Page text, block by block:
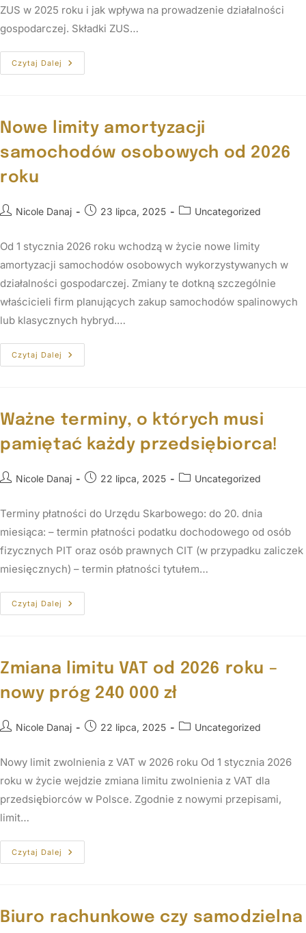
ZUS w 2025 roku i jak wpływa na prowadzenie działalności
gospodarczej. Składki ZUS…
Czytaj Dalej
Nowe limity amortyzacji
samochodów osobowych od 2026
roku
Nicole Danaj 23 lipca, 2025 Uncategorized
Od 1 stycznia 2026 roku wchodzą w życie nowe limity
amortyzacji samochodów osobowych wykorzystywanych w
działalności gospodarczej. Zmiany te dotkną szczególnie
właścicieli firm planujących zakup samochodów spalinowych
lub klasycznych hybryd.…
Czytaj Dalej
Ważne terminy, o których musi
pamiętać każdy przedsiębiorca!
Nicole Danaj 22 lipca, 2025 Uncategorized
Terminy płatności do Urzędu Skarbowego: do 20. dnia
miesiąca: – termin płatności podatku dochodowego od osób
fizycznych PIT oraz osób prawnych CIT (w przypadku zaliczek
miesięcznych) – termin płatności tytułem…
Czytaj Dalej
Zmiana limitu VAT od 2026 roku –
nowy próg 240 000 zł
Nicole Danaj 22 lipca, 2025 Uncategorized
Nowy limit zwolnienia z VAT w 2026 roku Od 1 stycznia 2026
roku w życie wejdzie zmiana limitu zwolnienia z VAT dla
przedsiębiorców w Polsce. Zgodnie z nowymi przepisami,
limit…
Czytaj Dalej
Biuro rachunkowe czy samodzielna